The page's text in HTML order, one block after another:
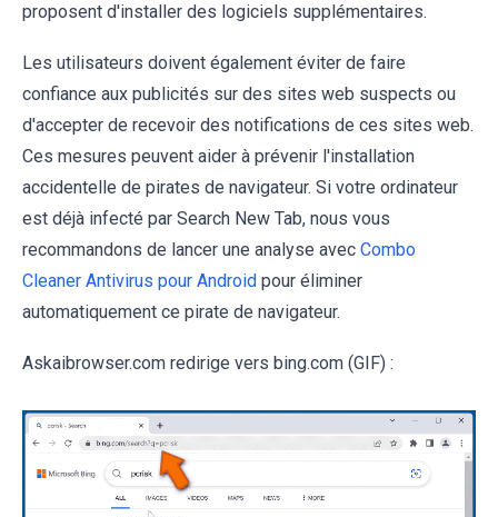
proposent d'installer des logiciels supplémentaires.
Les utilisateurs doivent également éviter de faire
confiance aux publicités sur des sites web suspects ou
d'accepter de recevoir des notifications de ces sites web.
Ces mesures peuvent aider à prévenir l'installation
accidentelle de pirates de navigateur. Si votre ordinateur
est déjà infecté par Search New Tab, nous vous
recommandons de lancer une analyse avec Combo
Cleaner Antivirus pour Android pour éliminer
automatiquement ce pirate de navigateur.
Askaibrowser.com redirige vers bing.com (GIF) :